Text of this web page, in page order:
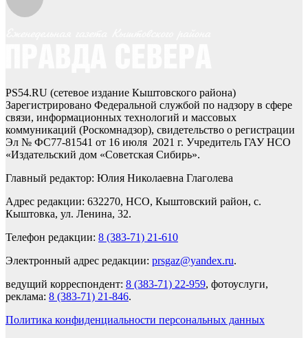
PS54.RU (сетевое издание Кыштовского района)
Зарегистрировано Федеральной службой по надзору в сфере
связи, информационных технологий и массовых
коммуникаций (Роскомнадзор), свидетельство о регистрации
Эл № ФС77-81541 от 16 июля 2021 г. Учредитель ГАУ НСО
«Издательский дом «Советская Сибирь».
Главный редактор: Юлия Николаевна Глаголева
Адрес редакции: 632270, НСО, Кыштовский район, с.
Кыштовка, ул. Ленина, 32.
Телефон редакции: 8 (383-71) 21-610
Электронный адрес редакции: prsgaz@yandex.ru.
ведущий корреспондент: 8 (383-71) 22-959, фотоуслуги,
реклама: 8 (383-71) 21-846.
Политика конфиденциальности персональных данных